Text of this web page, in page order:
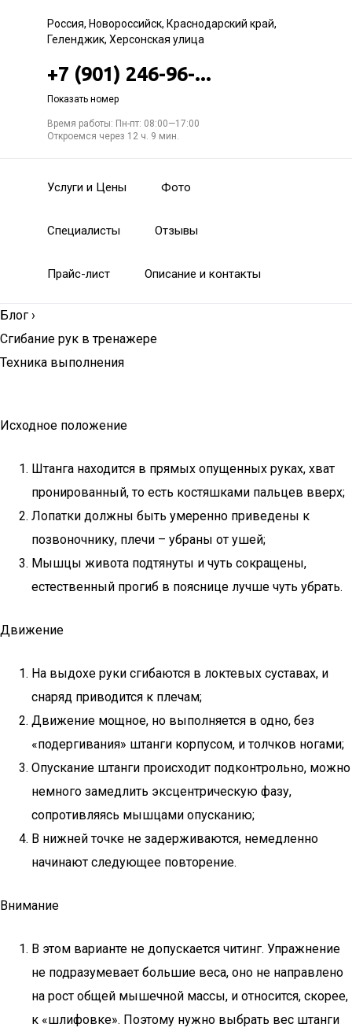
Россия, Новороссийск, Краснодарский край,
Геленджик, Херсонская улица
+7 (901) 246-96-...
Показать номер
Время работы: Пн-пт: 08:00—17:00
Откроемся через 12 ч. 9 мин.
Услуги и Цены Фото
Специалисты Отзывы
Прайс-лист Описание и контакты
Блог ›
Сгибание рук в тренажере
Техника выполнения
Исходное положение
Штанга находится в прямых опущенных руках, хват
пронированный, то есть костяшками пальцев вверх;
Лопатки должны быть умеренно приведены к
позвоночнику, плечи – убраны от ушей;
Мышцы живота подтянуты и чуть сокращены,
естественный прогиб в пояснице лучше чуть убрать.
Движение
На выдохе руки сгибаются в локтевых суставах, и
снаряд приводится к плечам;
Движение мощное, но выполняется в одно, без
«подергивания» штанги корпусом, и толчков ногами;
Опускание штанги происходит подконтрольно, можно
немного замедлить эксцентрическую фазу,
сопротивляясь мышцами опусканию;
В нижней точке не задерживаются, немедленно
начинают следующее повторение.
Внимание
В этом варианте не допускается читинг. Упражнение
не подразумевает большие веса, оно не направлено
на рост общей мышечной массы, и относится, скорее,
к «шлифовке». Поэтому нужно выбрать вес штанги